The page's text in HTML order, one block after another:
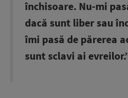
închisoare. Nu-mi
dacă sunt liber sau
îmi pasă de părerea
sunt sclavi ai